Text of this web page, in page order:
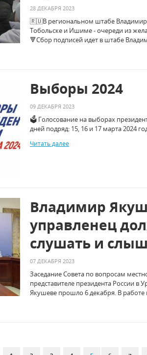
28 ДЕКАБРЯ 2023
🇷🇺В региональном штабе
Тобольске и Ишиме - очереди из
🔻Сбор подписей идет в штабе
Выборы 2024
09 ДЕКАБРЯ 2023
🗳 Голосование на выборах
дней подряд: 15, 16 и 17 марта 2024
Читать далее
Владимир
управленец
слушать и
07 ДЕКАБРЯ 2023
Заседание Совета по вопросам
представителе президента России
Якушеве прошло 6 декабря. В работе